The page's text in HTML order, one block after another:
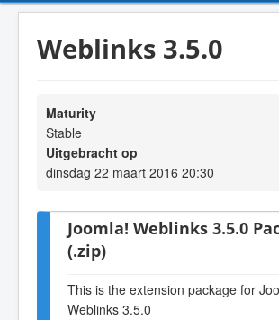
Weblinks 3.5.0
Maturity
Stable
Uitgebracht op
dinsdag 22 maart 2016 20:30
Joomla! Weblinks 3.5.0
(.zip)
This is the extension package for
Weblinks 3.5.0